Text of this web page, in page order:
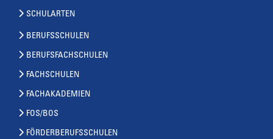
SCHULARTEN
BERUFSSCHULEN
BERUFSFACHSCHULEN
FACHSCHULEN
FACHAKADEMIEN
FOS/BOS
FÖRDERBERUFSSCHULEN